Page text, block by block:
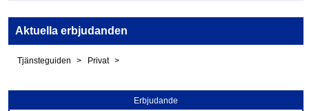
Aktuella erbjudanden
Tjänsteguiden Privat
Erbjudande